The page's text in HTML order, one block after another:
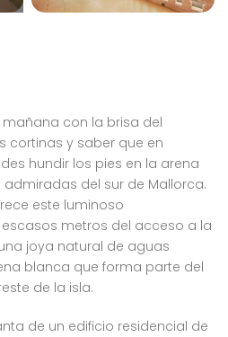
con la brisa del
cortinas y saber que en
hundir los pies en la arena
del sur de Mallorca.
este luminoso
metros del acceso a la
joya natural de aguas
blanca que forma parte del
de la isla.
de un edificio residencial de